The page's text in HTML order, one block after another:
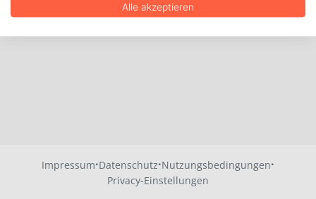
Impressum·Datenschutz·Nutzungsbedingungen·
Privacy-Einstellungen
Alle akzeptieren